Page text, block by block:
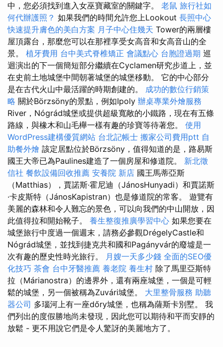
中，您必須找到進入女巫寶藏室的關鍵字。 老鼠 旅行社如
何代辦護照？ 如果我們的時間允許您上Lookout 長照中心
快速提升膚色的美白方案 月子中心住幾天 Tower的兩層樓
屋頂露台，那麼您可以在那裡享受女高音和女高音山的全
景。 植牙費用 台中美式脊椎矯正 會議點心 台胞證過期 巡
迴演出的下一個簡短部分繼續在Cyclamen研究步道上，並
在史前土地城堡中間朝著城堡的城堡移動。 它的中心部分
是在古代火山中最活躍的時期創建的。 成功的數位行銷策
略 關於Börzsöny的景點，例如Ipoly 辦桌專業外燴服務
River，Nógrád城堡或提供超級寬敞的小鐵路，現在有五條
路線，與橡木和山毛櫸一樣有趣的珍寶等待著您。 使用
WordPress建構優質網站 台北記帳士 搬家公司費用ptt 自
助餐外燴 該定居點位於Börzsöny，值得知道的是，路易斯
國王大帝已為Paulines建造了一個房屋和修道院。 新北徵
信社 餐飲設備回收推薦 安養院 新店 國王馬蒂亞斯
（Matthias），賈諾斯·霍尼迪（JánosHunyadi）和賈諾斯
·卡皮斯特（JánosKapistran）也是修道院的常客。 遊覽有
美麗的森林和令人難忘的景色，可以向我們的中山開放，因
此值得拉和開始靴子。 養生整復推廣學習中心 如果您要在
城堡旅行中度過一個週末，請務必參觀DrégelyCastle和
Nógrád城堡，並找到捷克共和國和Pagányvár的廢墟是一
次有趣的歷史性時光旅行。 月嫂一天多少錢 全面的SEO優
化技巧 茶會 台中牙醫推薦 養老院 養生村 除了馬里亞斯特
拉（Márianostra）的邊界外，還有兩座城堡，一個是可輕
鬆的城堡，另一個被稱為Zuvári城堡。 大里整骨服務 助聽
器公司 多瑙河上有一座dőry城堡，也稱為薩斯卡別墅。 我
們列出的度假勝地尚未發現，因此您可以期待和平而安靜的
放鬆 - 更不用說它們是令人驚訝的美麗地方了。